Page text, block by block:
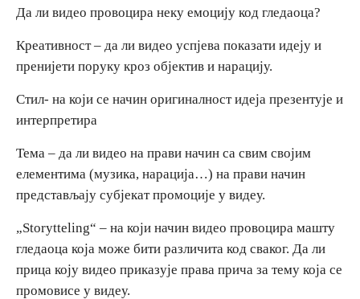
Да ли видео провоцира неку емоцију код гледаоца?
Креативност – да ли видео успјева показати идеју и
пренијети поруку кроз објектив и нарацију.
Стил- на који се начин оригиналност идеја презентује и
интерпретира
Тема – да ли видео на прави начин са свим својим
елементима (музика, нарација…) на прави начин
представљају субјекат промоције у видеу.
„Storytteling“ – на који начин видео провоцира машту
гледаоца која може бити различита код сваког. Да ли
прица коју видео приказује права прича за тему која се
промовисе у видеу.